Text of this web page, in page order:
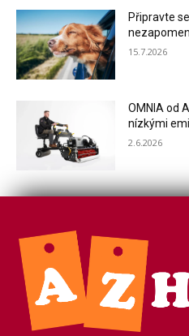
Připravte
15.7.2026
OMNIA od
nízkými
2.6.2026